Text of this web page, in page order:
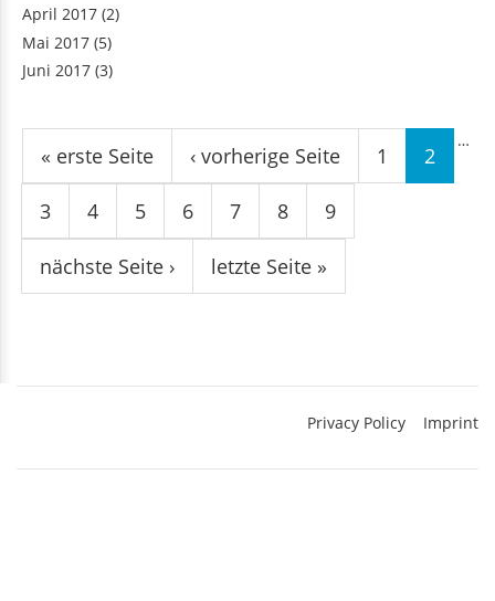
April 2017 (2)
Mai 2017 (5)
Juni 2017 (3)
Seiten
« erste Seite ‹ vorherige Seite 1 2
3 4 5 6 7 8 9
…
nächste Seite › letzte Seite »
Privacy Policy Imprint